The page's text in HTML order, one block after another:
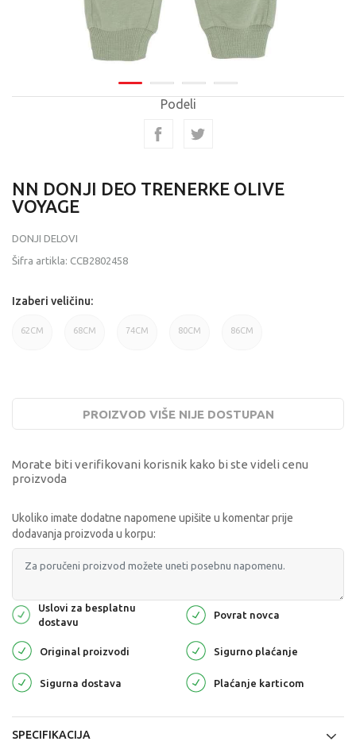
Podeli
NN DONJI DEO TRENERKE OLIVE
VOYAGE
DONJI DELOVI
Šifra artikla: CCB2802458
Izaberi veličinu:
62CM 68CM 74CM 80CM 86CM
PROIZVOD VIŠE NIJE DOSTUPAN
Morate biti verifikovani korisnik kako bi ste videli cenu
proizvoda
Ukoliko imate dodatne napomene upišite u komentar prije
dodavanja proizvoda u korpu:
Uslovi za besplatnu
dostavu
Povrat novca
Original proizvodi Sigurno plaćanje
Sigurna dostava Plaćanje karticom
SPECIFIKACIJA